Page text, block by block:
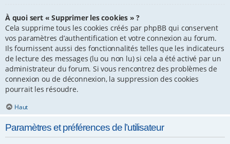
À quoi sert « Supprimer les cookies » ?
Cela supprime tous les cookies créés par phpBB qui conservent
vos paramètres d’authentification et votre connexion au forum.
Ils fournissent aussi des fonctionnalités telles que les indicateurs
de lecture des messages (lu ou non lu) si cela a été activé par un
administrateur du forum. Si vous rencontrez des problèmes de
connexion ou de déconnexion, la suppression des cookies
pourrait les résoudre.
Haut
Paramètres et préférences de l’utilisateur